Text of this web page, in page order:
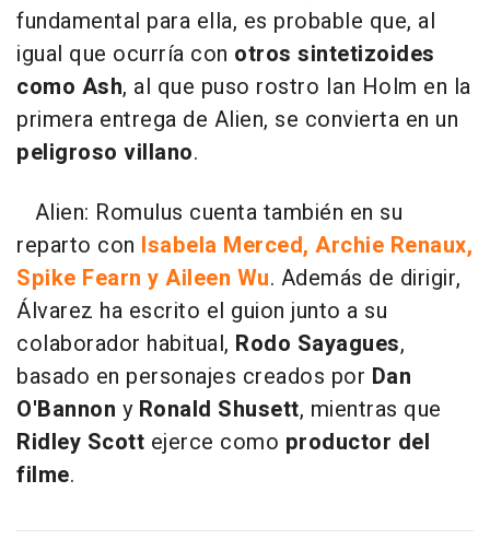
fundamental para ella, es probable que, al
igual que ocurría con otros sintetizoides
como Ash, al que puso rostro Ian Holm en la
primera entrega de Alien, se convierta en un
peligroso villano.
Alien: Romulus cuenta también en su
reparto con Isabela Merced, Archie Renaux,
Spike Fearn y Aileen Wu. Además de dirigir,
Álvarez ha escrito el guion junto a su
colaborador habitual, Rodo Sayagues,
basado en personajes creados por Dan
O'Bannon y Ronald Shusett, mientras que
Ridley Scott ejerce como productor del
filme.